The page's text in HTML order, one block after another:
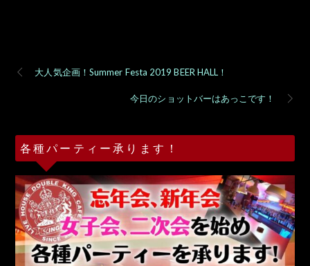
大人気企画！Summer Festa 2019 BEER HALL！
今日のショットバーはあっこです！
各種パーティー承ります！